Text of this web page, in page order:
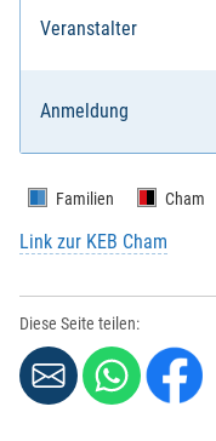
Veranstalter
Anmeldung
Familien Cham
Link zur KEB Cham
Diese Seite teilen: